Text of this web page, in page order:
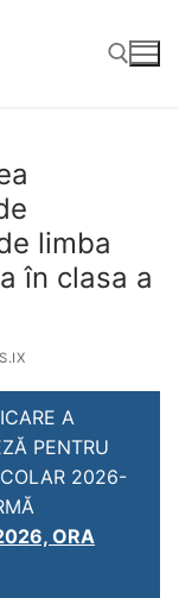
limba
în clasa a
A
PENTRU
2026-
ORA